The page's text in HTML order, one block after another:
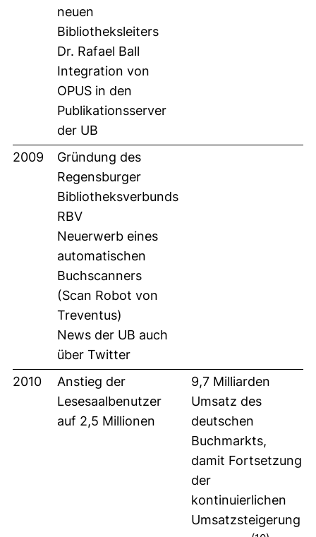
neuen
Bibliotheksleiters
Dr. Rafael Ball
Integration von
OPUS in den
Publikationsserver
der UB
2009
Gründung des
Regensburger
Bibliotheksverbunds
RBV
Neuerwerb eines
automatischen
Buchscanners
(Scan Robot von
Treventus)
News der UB auch
über Twitter
2010
Anstieg der
Lesesaalbenutzer
auf 2,5 Millionen
9,7 Milliarden
Umsatz des
deutschen
Buchmarkts,
damit Fortsetzung
der
kontinuierlichen
Umsatzsteigerung